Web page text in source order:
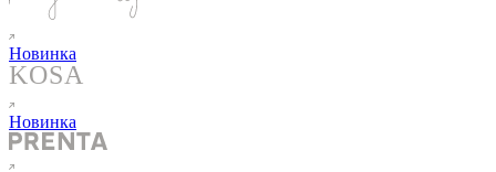
Новинка
Новинка